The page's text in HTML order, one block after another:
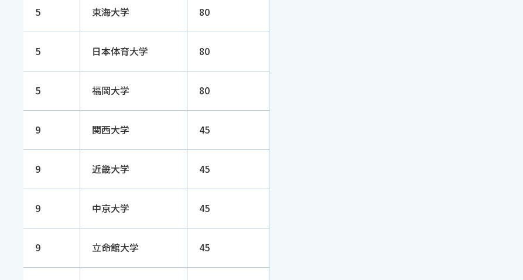
5 東海大学 80
5 日本体育大学 80
5 福岡大学 80
9 関西大学 45
9 近畿大学 45
9 中京大学 45
9 立命館大学 45